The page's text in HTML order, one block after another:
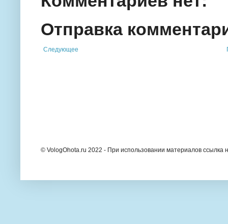
Отправка
Следующее
© VologOhota.ru 2022 - При использовании материалов ссылка